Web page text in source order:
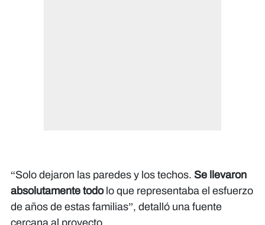
“Solo dejaron las paredes y los techos. Se llevaron
absolutamente todolo que representaba el esfuerzo
de años de estas familias”, detalló una fuente
cercana al proyecto.